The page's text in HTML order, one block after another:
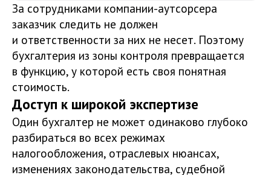
За сотрудниками компании-аутсорсера
заказчик следить не должен
и ответственности за них не несет. Поэтому
бухгалтерия из зоны контроля превращается
в функцию, у которой есть своя понятная
стоимость.
Доступ к широкой экспертизе
Один бухгалтер не может одинаково глубоко
разбираться во всех режимах
налогообложения, отраслевых нюансах,
изменениях законодательства, судебной